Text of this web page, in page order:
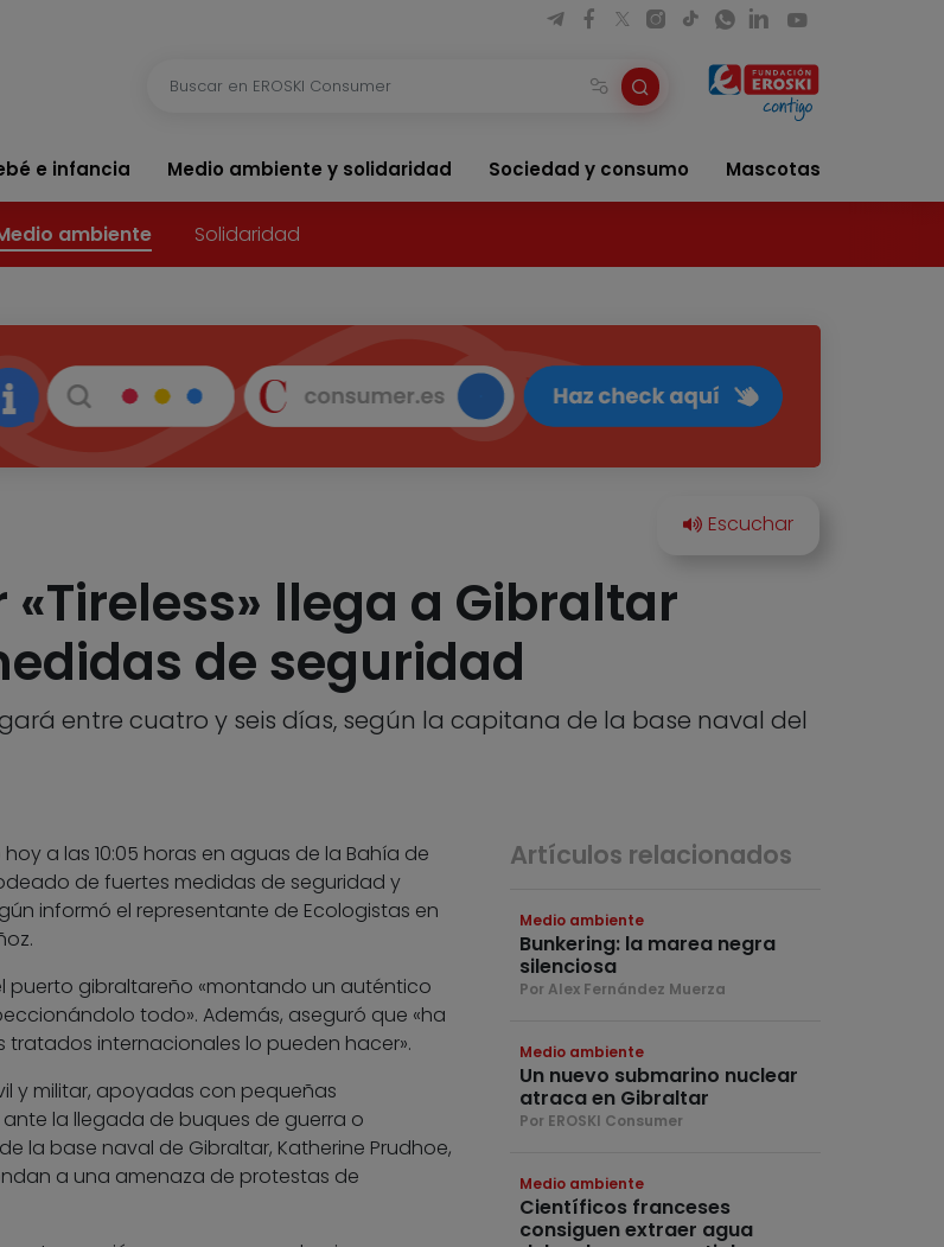
e infancia Medio ambiente y solidaridad Sociedad y consumo Mascotas
ambiente Solidaridad
llega a Gibraltar
de seguridad
entre cuatro y seis días, según la capitana de la base naval del
a las 10:05 horas en aguas de la Bahía de
de fuertes medidas de seguridad y
informó el representante de Ecologistas en
puerto gibraltareño «montando un auténtico
todo». Además, aseguró que «ha
internacionales lo pueden hacer».
y militar, apoyadas con pequeñas
la llegada de buques de guerra o
la base naval de Gibraltar, Katherine Prudhoe,
a una amenaza de protestas de
Artículos relacionados
Medio ambiente
Bunkering: la marea negra
silenciosa
Por Alex Fernández Muerza
Medio ambiente
Un nuevo submarino nuclear
atraca en Gibraltar
Por EROSKI Consumer
Medio ambiente
Científicos franceses
consiguen extraer agua